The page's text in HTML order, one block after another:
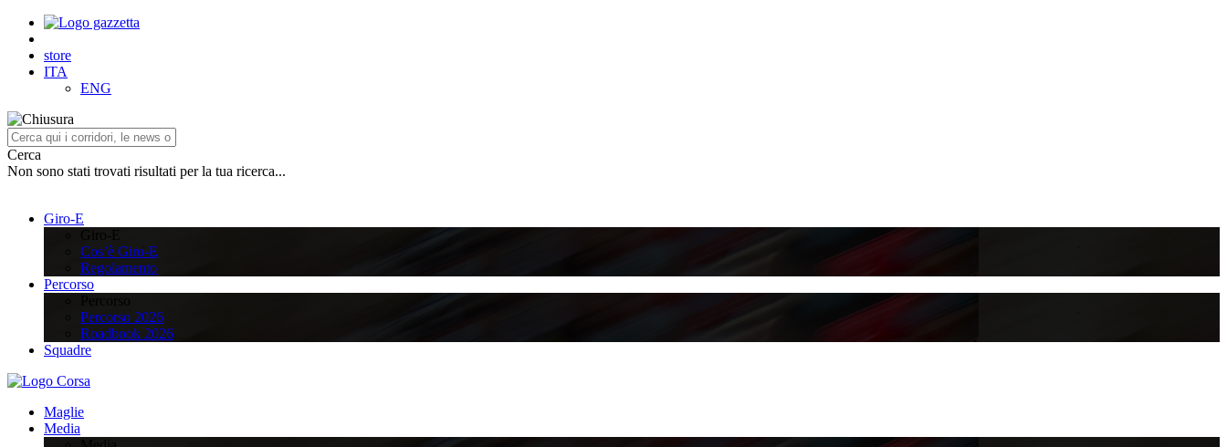
store
ITA
ENG
Cerca
Non sono stati trovati risultati per la tua ricerca...
Giro-E
Cos’è Giro-E
Regolamento
Percorso
Percorso 2026
Roadbook 2026
Squadre
Maglie
Media